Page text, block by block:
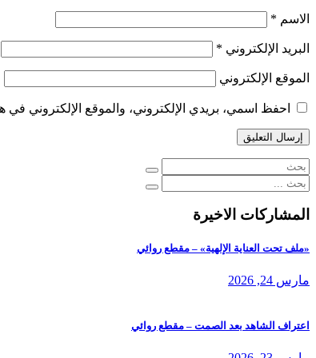
الاسم *
البريد الإلكتروني *
الموقع الإلكتروني
احفظ اسمي، بريدي الإلكتروني، والموقع الإلكتروني في
المشاركات الاخيرة
«ملف تحت العناية الإلهية» – مقطع روائي
مارس 24, 2026
اعتراف الشاهد بعد الصمت – مقطع روائي